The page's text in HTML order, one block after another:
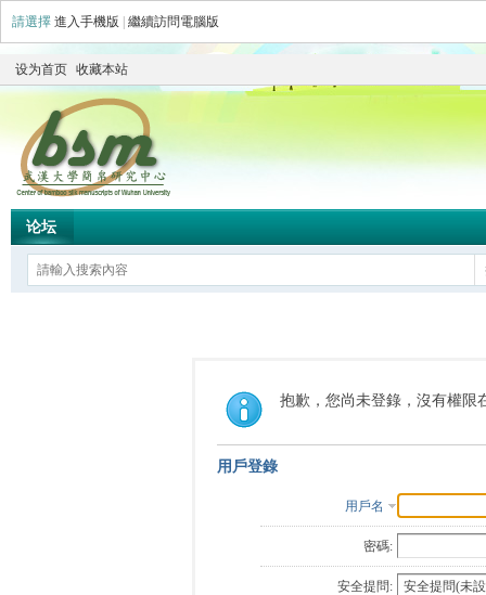
請選擇 進入手機版 繼續訪問電腦版
设为首页 收藏本站
论坛
抱歉，您尚未登錄，沒有權限
用戶登錄
用戶名
密碼:
安全提問: